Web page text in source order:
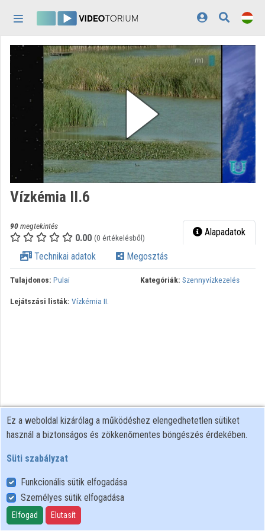
Kezdőlap
Bejelentkezés
Felfedezés
Kategóriák
Lejátszási listák
Intézmények
Közreműködők
Megjelenés:
Vízkémia II.6
90megtekintés
0.00 (0 értékelésből) Alapadatok
Technikai adatok Megosztás
Tulajdonos: Pulai Kategóriák: Szennyvízkezelés
Lejátszási listák: Vízkémia II.
Felhasználói szabályzat
Adatkezelési tájékoztató
Süti szabályzat
Ez a weboldal kizárólag a működéshez elengedhetetlen sütiket
használ a biztonságos és zökkenőmentes böngészés érdekében.
Süti szabályzat
Funkcionális sütik elfogadása
Személyes sütik elfogadása
Elfogad Elutasít